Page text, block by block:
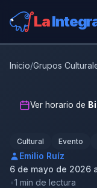
La
Inicio/Grupos
Ver horario de
Cultural Evento
Emilio Ruíz
6 de mayo de 2026
1 min de lectura